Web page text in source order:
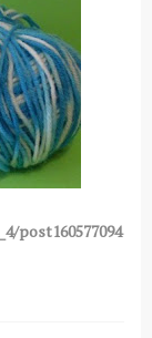
post160577094